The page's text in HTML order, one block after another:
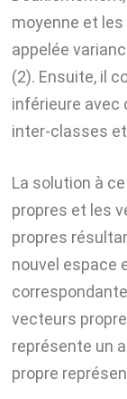
moyenne et
appelée
(2). Ensuite, il
inférieure avec
inter-classes
La solution à
propres et les
propres
nouvel espace
vecteurs
représente un
propre